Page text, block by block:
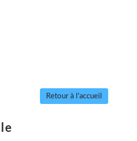
Retour à l'accueil